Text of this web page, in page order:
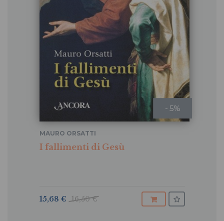
- 5%
I fallimenti di Gesù
MAURO ORSATTI
16,50 €
15,68 €